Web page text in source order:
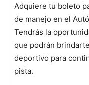
Adquiere tu boleto
de manejo en el
Tendrás la
que podrán
deportivo para
pista.